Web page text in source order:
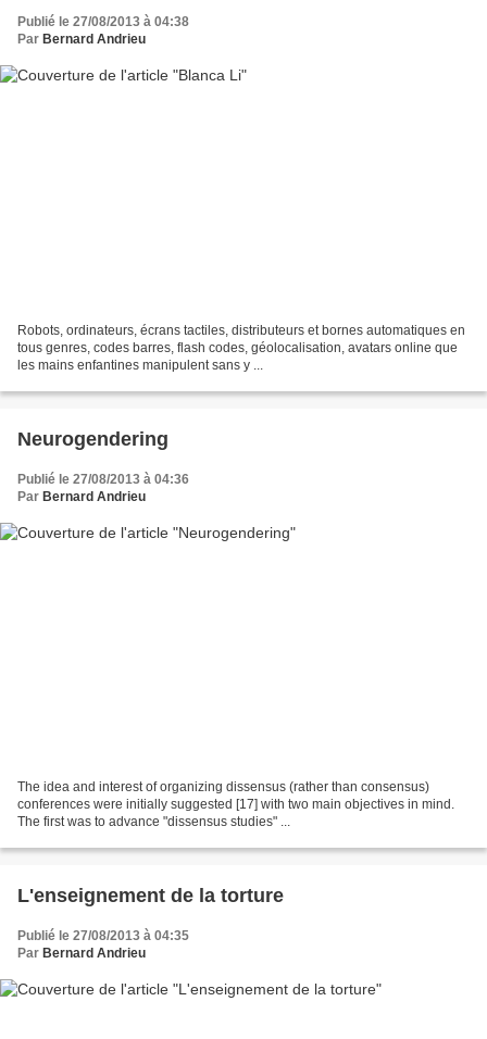
Publié le 27/08/2013 à 04:38
Par Bernard Andrieu
Robots, ordinateurs, écrans tactiles, distributeurs et bornes automatiques en
tous genres, codes barres, flash codes, géolocalisation, avatars online que
les mains enfantines manipulent sans y ...
Neurogendering
Publié le 27/08/2013 à 04:36
Par Bernard Andrieu
The idea and interest of organizing dissensus (rather than consensus)
conferences were initially suggested [17] with two main objectives in mind.
The first was to advance "dissensus studies" ...
L'enseignement de la torture
Publié le 27/08/2013 à 04:35
Par Bernard Andrieu